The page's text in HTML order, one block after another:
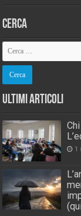
Cerca
Ultimi Articoli
1